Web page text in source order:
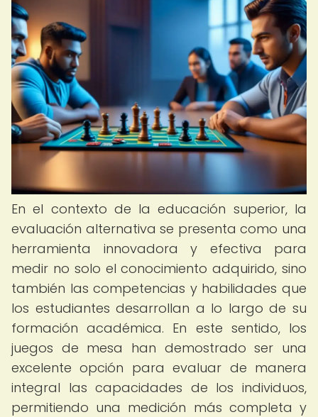
En el contexto de la educación superior, la
evaluación alternativa se presenta como una
herramienta innovadora y efectiva para
medir no solo el conocimiento adquirido, sino
también las competencias y habilidades que
los estudiantes desarrollan a lo largo de su
formación académica. En este sentido, los
juegos de mesa han demostrado ser una
excelente opción para evaluar de manera
integral las capacidades de los individuos,
permitiendo una medición más completa y